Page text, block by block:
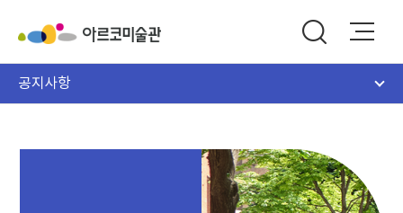
공지사항